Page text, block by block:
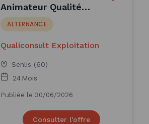
Animateur Qualité
H/F
ALTERNANCE
Qualiconsult Exploitation
Senlis (60)
24 Mois
Publiée le 30/06/2026
Consulter l'offre